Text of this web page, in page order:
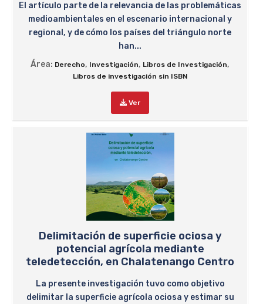
El artículo parte de la relevancia de las problemáticas
medioambientales en el escenario internacional y
regional, y de cómo los países del triángulo norte
han...
Área: Derecho, Investigación, Libros de Investigación,
Libros de investigación sin ISBN
Ver
Delimitación de superficie ociosa y
potencial agrícola mediante
teledetección, en Chalatenango Centro
La presente investigación tuvo como objetivo
delimitar la superficie agrícola ociosa y estimar su